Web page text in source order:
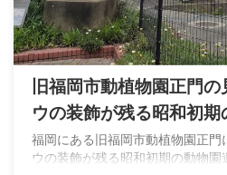
旧福岡市動植物園正門
ウの装飾が残る昭和初
福岡にある旧福岡市動植物園正
ウの装飾が残る昭和初期の動物園